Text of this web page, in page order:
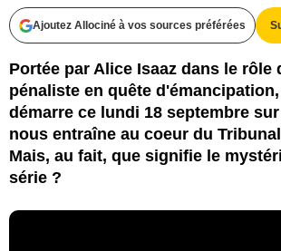
Ajoutez Allociné à vos sources préférées
Portée par Alice Isaaz dans le rôle
pénaliste en quête
démarre ce lundi 18 septembre
nous entraîne au coeur du
Mais, au fait, que signifie le
série ?